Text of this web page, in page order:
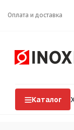
Оплата и доставка
Каталог